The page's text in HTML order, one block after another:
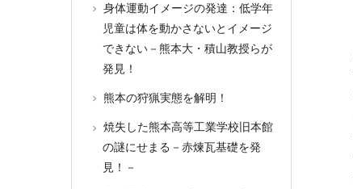
身体運動イメージの発達：低学年
児童は体を動かさないとイメージ
できない－熊本大・積山教授らが
発見！
熊本の狩猟実態を解明！
焼失した熊本高等工業学校旧本館
の謎にせまる－赤煉瓦基礎を発
見！－